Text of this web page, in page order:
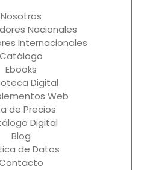
Nosotros
Nacionales
Internacionales
Catálogo
Ebooks
Digital
Web
de Precios
Digital
Blog
de Datos